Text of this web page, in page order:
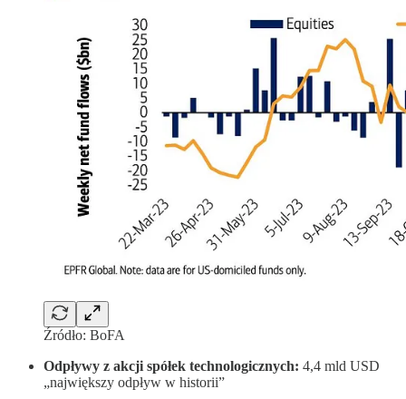
Źródło: BoFA
Odpływy z akcji spółek technologicznych: 4,4 mld USD
„największy odpływ w historii”